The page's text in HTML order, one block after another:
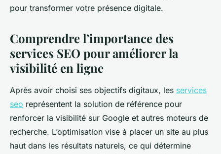
pour transformer votre présence digitale.
Comprendre l’importance des
services SEO pour améliorer la
visibilité en ligne
Après avoir choisi ses objectifs digitaux, les services
seo représentent la solution de référence pour
renforcer la visibilité sur Google et autres moteurs de
recherche. L’optimisation vise à placer un site au plus
haut dans les résultats naturels, ce qui détermine